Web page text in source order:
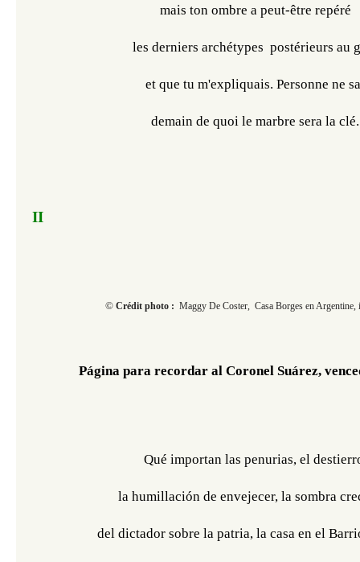
mais ton ombre a peut-être repéré
les derniers archétypes  postérieurs au
et que tu m'expliquais. Personne ne
demain de quoi le marbre sera la clé.
II
© ​​​​​​ Crédit photo : Maggy De Coster, Casa Borges en Argentine,
Página para recordar al Coronel Suárez,
Qué importan las penurias, el
la humillación de envejecer, la sombra
del dictador sobre la patria, la casa en el